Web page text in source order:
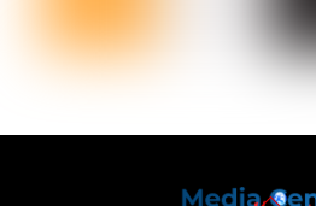
Back